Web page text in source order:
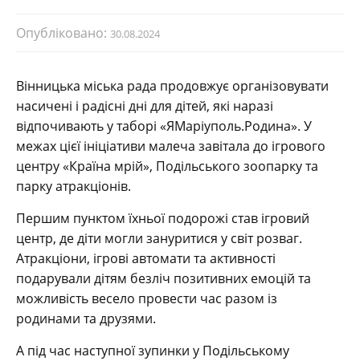
Опубліковано: 30.08.2024
Вінницька міська рада продовжує організовувати
насичені і радісні дні для дітей, які наразі
відпочивають у таборі «ЯМаріуполь.Родина». У
межах цієї ініціативи малеча завітала до ігрового
центру «Країна мрій», Подільського зоопарку та
парку атракціонів.
Першим пунктом їхньої подорожі став ігровий
центр, де діти могли зануритися у світ розваг.
Атракціони, ігрові автомати та активності
подарували дітям безліч позитивних емоцій та
можливість весело провести час разом із
родинами та друзями.
А під час наступної зупинки у Подільському